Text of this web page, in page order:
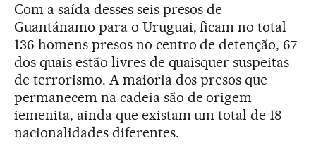
Com a saída desses seis presos de
Guantánamo para o Uruguai, ficam no total
136 homens presos no centro de detenção, 67
dos quais estão livres de quaisquer suspeitas
de terrorismo. A maioria dos presos que
permanecem na cadeia são de origem
iemenita, ainda que existam um total de 18
nacionalidades diferentes.